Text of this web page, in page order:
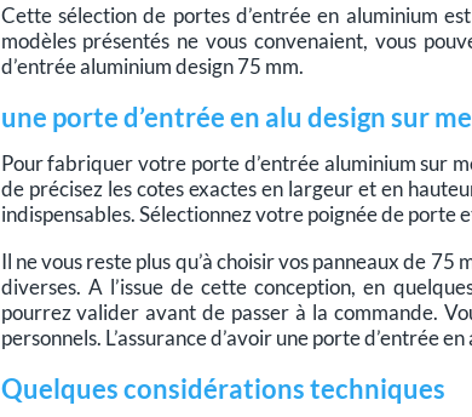
Cette sélection de portes d’entrée en aluminium
modèles présentés ne vous convenaient, vous
d’entrée aluminium design 75 mm.
une porte d’entrée en alu design sur
Pour fabriquer votre porte d’entrée aluminium sur
de précisez les cotes exactes en largeur et en
indispensables. Sélectionnez votre poignée de porte
Il ne vous reste plus qu’à choisir vos panneaux de
diverses. A l’issue de cette conception, en
pourrez valider avant de passer à la commande.
personnels. L’assurance d’avoir une porte d’entrée
Quelques considérations techniques